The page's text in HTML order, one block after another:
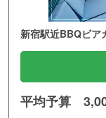
新宿駅近BBQビア
平均予算